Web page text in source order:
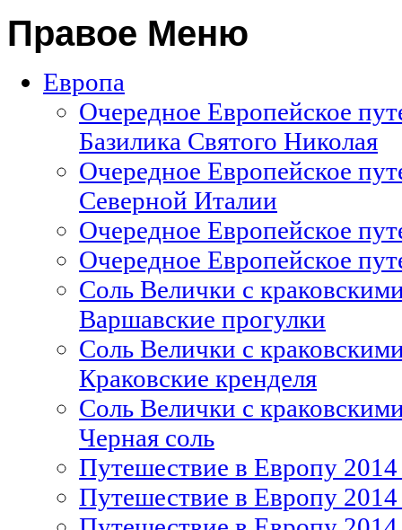
Правое Меню
Европа
Очередное Европейское
Базилика Святого Николая
Очередное Европейское
Северной Италии
Очередное Европейское
Очередное Европейское
Соль Велички с
Варшавские прогулки
Соль Велички с
Краковские кренделя
Соль Велички с
Черная соль
Путешествие в Европу 2014
Путешествие в Европу